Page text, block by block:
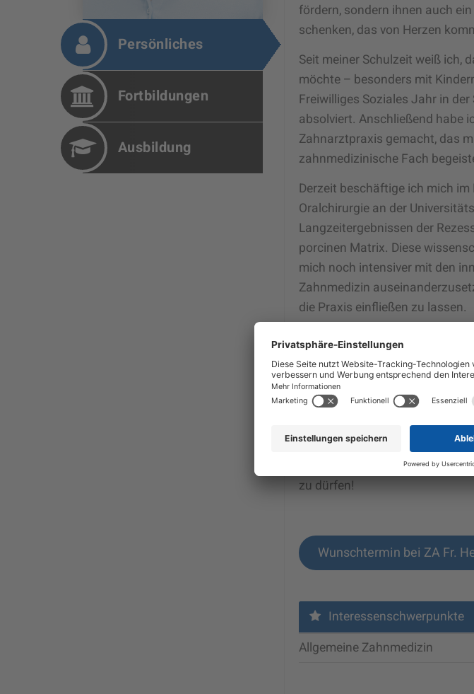
Persönliches
Fortbildungen
Ausbildung
fördern, sondern ihnen auch
schenken, das von Herzen
Seit meiner Schulzeit weiß ich,
möchte – besonders mit
Freiwilliges Soziales Jahr in
absolviert. Anschließend habe
Zahnarztpraxis gemacht, das
zahnmedizinische Fach
Derzeit beschäftige ich mich
Oralchirurgie an der
Langzeitergebnissen der
porcinen Matrix. Diese
mich noch intensiver mit den
Zahnmedizin
die Praxis einfließen zu lassen.
Neben meiner Arbeit als
meiner Familie und mit
leidenschaftlich gerne
Rennradfahren Zeit in der
Stuttgart zu beginnen, meiner
Ich freue mich darauf, Sie ab
zu dürfen!
Wunschtermin bei ZA Fr.
Interessenschwerpunkte
Allgemeine Zahnmedizin